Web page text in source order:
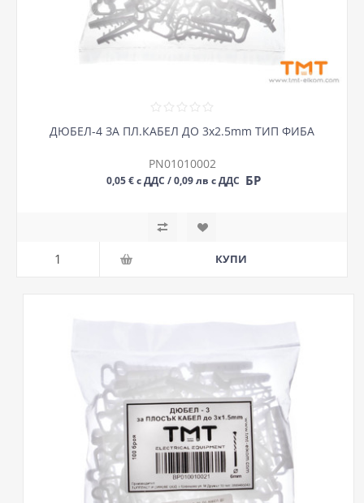
ДЮБЕЛ-4 ЗА ПЛ.КАБЕЛ ДО 3х2.5mm ТИП ФИБА
PN01010002
0,05 € с ДДС / 0,09 лв с ДДС БР